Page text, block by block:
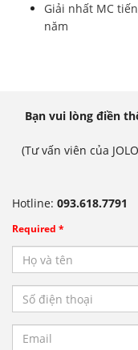
Giải nhất MC
năm
Bạn vui lòng điền
(Tư vấn viên của
Hotline: 093.618.7791
Required *